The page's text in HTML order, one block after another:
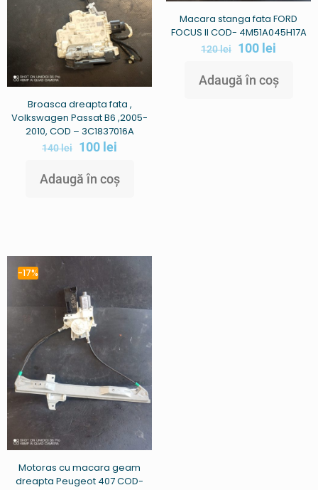
Broasca dreapta fata ,
Volkswagen Passat B6 ,2005-
2010, COD – 3C1837016A
140lei 100 lei
Adaugă în coș
Macara stanga fata FORD
FOCUS II COD- 4M51A045H17A
120lei 100 lei
Adaugă în coș
-17%
Motoras cu macara geam
dreapta Peugeot 407 COD-